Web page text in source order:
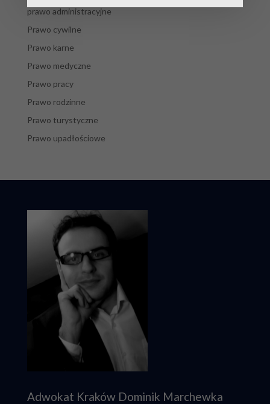
prawo administracyjne
Prawo cywilne
Prawo karne
Prawo medyczne
Prawo pracy
Prawo rodzinne
Prawo turystyczne
Prawo upadłościowe
Adwokat Kraków Dominik Marchewka